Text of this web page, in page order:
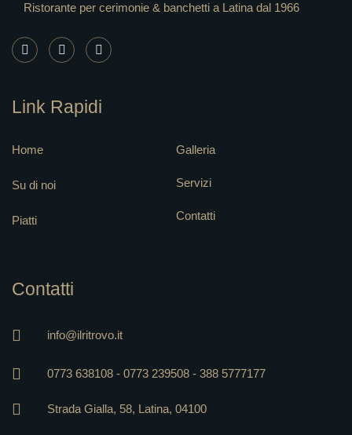
Ristorante per cerimonie & banchetti a Latina dal 1966
Link Rapidi
Home
Su di noi
Piatti
Galleria
Servizi
Contatti
Contatti
info@ilritrovo.it
0773 638108 - 0773 239508 - 388 5777177
Strada Gialla, 58, Latina, 04100